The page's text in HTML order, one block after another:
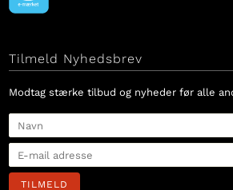
Tilmeld Nyhedsbrev
Modtag stærke tilbud og nyheder før alle